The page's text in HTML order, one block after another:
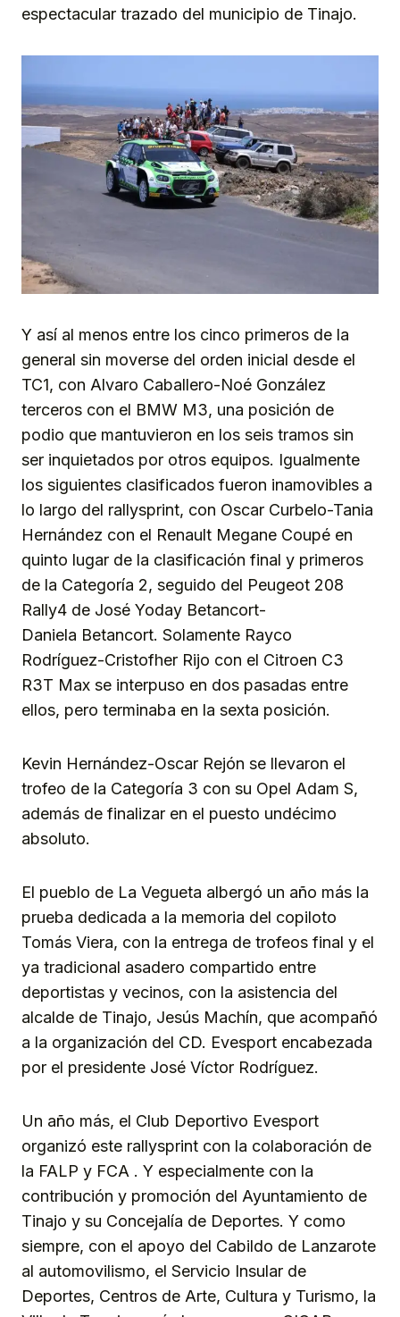
espectacular trazado del municipio de Tinajo.
Y así al menos entre los cinco primeros de la
general sin moverse del orden inicial desde el
TC1, con Alvaro Caballero-Noé González
terceros con el BMW M3, una posición de
podio que mantuvieron en los seis tramos sin
ser inquietados por otros equipos. Igualmente
los siguientes clasificados fueron inamovibles a
lo largo del rallysprint, con Oscar Curbelo-Tania
Hernández con el Renault Megane Coupé en
quinto lugar de la clasificación final y primeros
de la Categoría 2, seguido del Peugeot 208
Rally4 de José Yoday Betancort-
Daniela Betancort. Solamente Rayco
Rodríguez-Cristofher Rijo con el Citroen C3
R3T Max se interpuso en dos pasadas entre
ellos, pero terminaba en la sexta posición.
Kevin Hernández-Oscar Rejón se llevaron el
trofeo de la Categoría 3 con su Opel Adam S,
además de finalizar en el puesto undécimo
absoluto.
El pueblo de La Vegueta albergó un año más la
prueba dedicada a la memoria del copiloto
Tomás Viera, con la entrega de trofeos final y el
ya tradicional asadero compartido entre
deportistas y vecinos, con la asistencia del
alcalde de Tinajo, Jesús Machín, que acompañó
a la organización del CD. Evesport encabezada
por el presidente José Víctor Rodríguez.
Un año más, el Club Deportivo Evesport
organizó este rallysprint con la colaboración de
la FALP y FCA . Y especialmente con la
contribución y promoción del Ayuntamiento de
Tinajo y su Concejalía de Deportes. Y como
siempre, con el apoyo del Cabildo de Lanzarote
al automovilismo, el Servicio Insular de
Deportes, Centros de Arte, Cultura y Turismo, la